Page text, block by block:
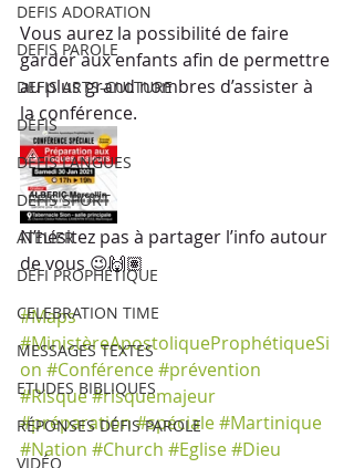
DEFIS ADORATION
DEFIS PAROLE
DEFIS ARTS-CULTURE
DÉFIS
DÉFIS LANGUES
DÉFIS SPORT
ATELIER
DÉFI PROPHÉTIQUE
CELEBRATION TIME
MESSAGES TEXTES
ETUDES BIBLIQUES
RÉPONSES DÉFIS PAROLE
VIDÉO
Vous aurez la possibilité de faire
garder aux enfants afin de permettre
au plus grand nombres d’assister à
la conférence.
N’hésitez pas à partager l’info autour
de vous 😉🙌🏽
#Maps
#MinistèreApostoliqueProphétiqueSi
on #Conférence#prévention
#Risque#risquemajeur
#préparation #spéciale#Martinique
#Nation #Church #Eglise#Dieu